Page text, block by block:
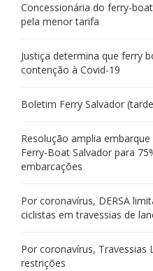
Concessionária do ferry-
pela menor tarifa
Justiça determina que ferry
contenção à Covid-19
Boletim Ferry Salvador
Resolução amplia
Ferry-Boat Salvador para
embarcações
Por coronavírus, DERSA
ciclistas em travessias de
Por coronavírus, Travessias
restrições